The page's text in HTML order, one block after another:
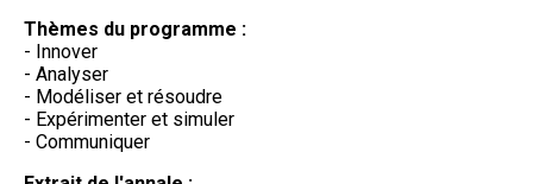
Thèmes du programme :
- Innover
- Analyser
- Modéliser et résoudre
- Expérimenter et simuler
- Communiquer